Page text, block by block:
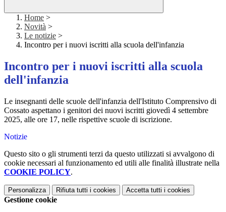
Home >
Novità >
Le notizie >
Incontro per i nuovi iscritti alla scuola dell'infanzia
Incontro per i nuovi iscritti alla scuola
dell'infanzia
Le insegnanti delle scuole dell'infanzia dell'Istituto Comprensivo di
Cossato aspettano i genitori dei nuovi iscritti giovedì 4 settembre
2025, alle ore 17, nelle rispettive scuole di iscrizione.
Notizie
Questo sito o gli strumenti terzi da questo utilizzati si avvalgono di
cookie necessari al funzionamento ed utili alle finalità illustrate nella
COOKIE POLICY.
Personalizza Rifiuta tutti i cookies Accetta tutti i cookies
Gestione cookie